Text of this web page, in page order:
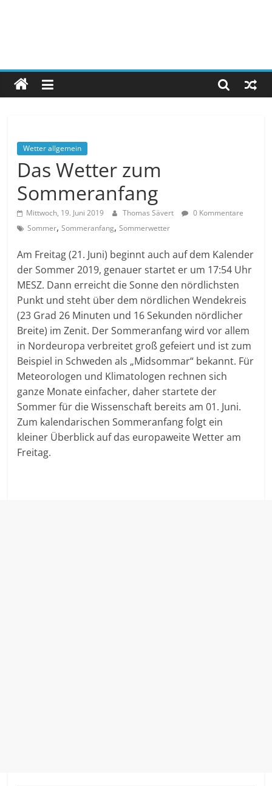
Wetter allgemein
Das Wetter zum
Sommeranfang
Mittwoch, 19. Juni 2019 Thomas Sävert
0 Kommentare
Sommer,Sommeranfang,Sommerwetter
Am Freitag (21. Juni) beginnt auch auf dem Kalender
der Sommer 2019, genauer startet er um 17:54 Uhr
MESZ. Dann erreicht die Sonne den nördlichsten
Punkt und steht über dem nördlichen Wendekreis
(23 Grad 26 Minuten und 16 Sekunden nördlicher
Breite) im Zenit. Der Sommeranfang wird vor allem
in Nordeuropa verbreitet groß gefeiert und ist zum
Beispiel in Schweden als „Midsommar“ bekannt. Für
Meteorologen und Klimatologen rechnen sich
ganze Monate einfacher, daher startete der
Sommer für die Wissenschaft bereits am 01. Juni.
Zum kalendarischen Sommeranfang folgt ein
kleiner Überblick auf das europaweite Wetter am
Freitag.